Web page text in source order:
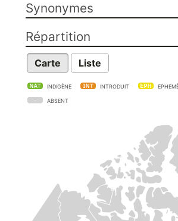
Synonymes
Répartition
Carte Liste
INDIGÈNE INTRODUIT
ABSENT